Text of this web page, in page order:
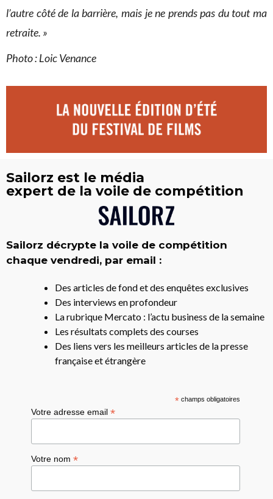
l’autre côté de la barrière, mais je ne prends pas du tout ma
retraite. »
Photo : Loic Venance
Sailorz est le média
expert de la voile de compétition
Sailorz décrypte la voile de compétition
chaque vendredi, par email :
Des articles de fond et des enquêtes exclusives
Des interviews en profondeur
La rubrique Mercato : l’actu business de la semaine
Les résultats complets des courses
Des liens vers les meilleurs articles de la presse
française et étrangère
*champs obligatoires
Votre adresse email*
Votre nom*